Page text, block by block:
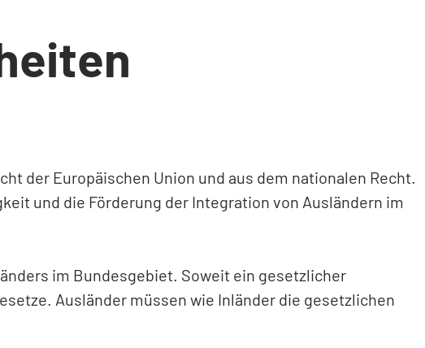
der Europäischen Union und aus dem nationalen Recht.
und die Förderung der Integration von Ausländern im
im Bundesgebiet. Soweit ein gesetzlicher
Ausländer müssen wie Inländer die gesetzlichen